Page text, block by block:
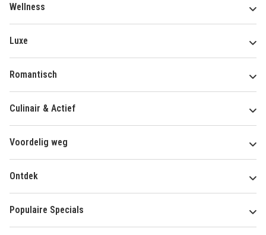
Wellness
Luxe
Romantisch
Culinair & Actief
Voordelig weg
Ontdek
Populaire Specials